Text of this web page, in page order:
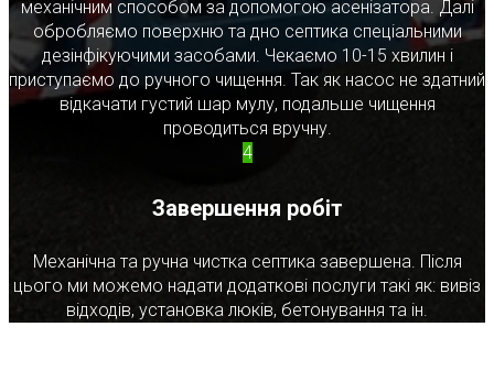
механічним способом за допомогою асенізатора. Далі
обробляємо поверхню та дно септика спеціальними
дезінфікуючими засобами. Чекаємо 10-15 хвилин і
приступаємо до ручного чищення. Так як насос не здатний
відкачати густий шар мулу, подальше чищення
проводиться вручну.
4
Завершення робіт
Механічна та ручна чистка септика завершена. Після
цього ми можемо надати додаткові послуги такі як: вивіз
відходів, установка люків, бетонування та ін.